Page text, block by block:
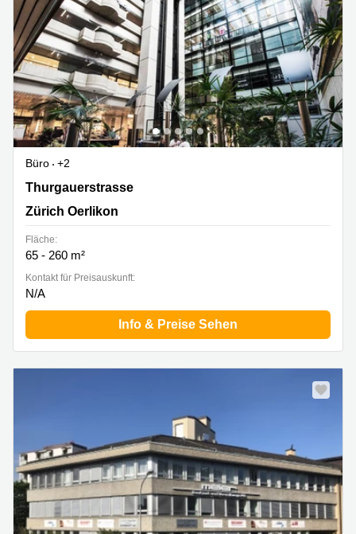
Büro
+2
Thurgauerstrasse 117, Zürich Oerlikon
Thurgauerstrasse
Zürich Oerlikon
Fläche:
65 - 260 m²
Kontakt für Preisauskunft:
N/A
Info & Preise Sehen